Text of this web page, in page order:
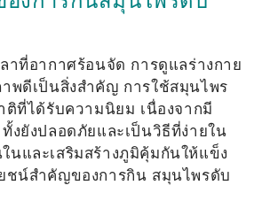
าที่อากาศร้อนจัด การดูแลร่างกาย
พดีเป็นสิ่งสำคัญ การใช้สมุนไพร
ติที่ได้รับความนิยม เนื่องจากมี
งยังปลอดภัยและเป็นวิธีที่ง่ายใน
นและเสริมสร้างภูมิคุ้มกันให้แข็ง
ชน์สำคัญของการกิน สมุนไพรดับ